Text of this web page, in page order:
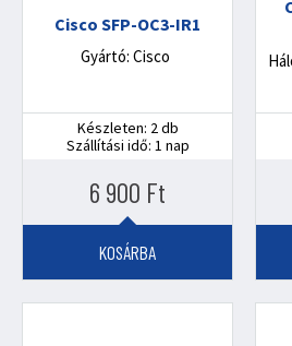
és funkcionalitását.
Cisco SFP-OC3-IR1
Gyártó: Cisco
Készleten: 2 db
Szállítási idő: 1 nap
6 900 Ft
KOSÁRBA